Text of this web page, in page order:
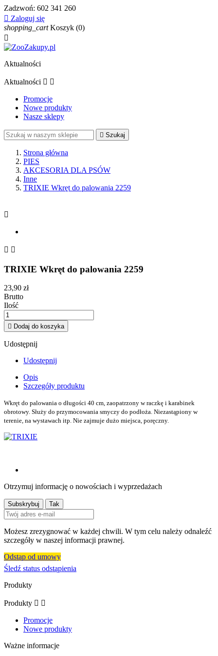
Zadzwoń: 602 341 260
 Zaloguj się
shopping_cart Koszyk (0)

Aktualności
Aktualności  
Promocje
Nowe produkty
Nasze sklepy
 Szukaj
Strona główna
PIES
AKCESORIA DLA PSÓW
Inne
TRIXIE Wkręt do palowania 2259

 
TRIXIE Wkręt do palowania 2259
23,90 zł
Brutto
Ilość
 Dodaj do koszyka
Udostępnij
Udostępnij
Opis
Szczegóły produktu
Wkręt do palowania o długości 40 cm, zaopatrzony w raczkę i karabinek
obrotowy. Służy do przymocowania smyczy do podłoża. Niezastąpiony w
terenie, na wystawach itp. Nie zajmuje dużo miejsca, poręczny.
Otrzymuj informację o nowościach i wyprzedażach
Możesz zrezygnować w każdej chwili. W tym celu należy odnaleźć
szczegóły w naszej informacji prawnej.
Odstąp od umowy
Śledź status odstąpienia
Produkty
Produkty  
Promocje
Nowe produkty
Ważne informacje